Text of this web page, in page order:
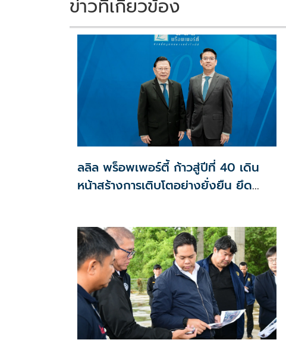
ข่าวที่เกี่ยวข้อง
ลลิล พร็อพเพอร์ตี้ ก้าวสู่ปีที่ 40 เดิน
หน้าสร้างการเติบโตอย่างยั่งยืน ยึด